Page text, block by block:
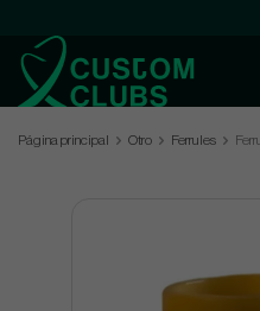
Página principal Otro Ferrules